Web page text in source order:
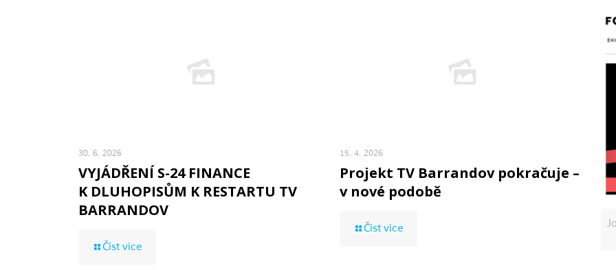
30. 6. 2026
VYJÁDŘENÍ S-24 FINANCE
K DLUHOPISŮM K RESTARTU TV
BARRANDOV
Číst více
15. 4. 2026
Projekt TV Barrandov pokračuje –
v nové podobě
Číst více